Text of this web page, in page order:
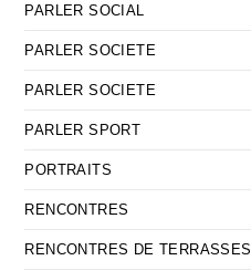
PARLER SOCIAL
PARLER SOCIETE
PARLER SOCIETE
PARLER SPORT
PORTRAITS
RENCONTRES
RENCONTRES DE TERRASSES